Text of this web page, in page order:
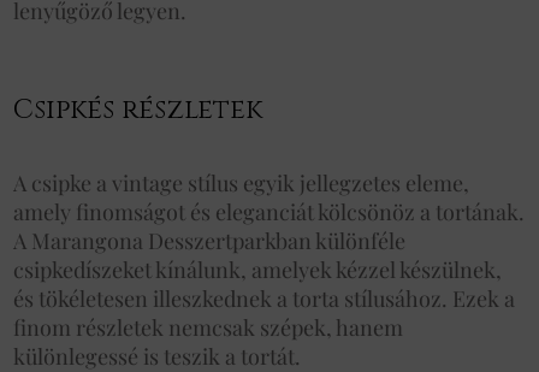
lenyűgöző legyen.
Csipkés részletek
A csipke a vintage stílus egyik jellegzetes eleme,
amely finomságot és eleganciát kölcsönöz a tortának.
A Marangona Desszertparkban különféle
csipkedíszeket kínálunk, amelyek kézzel készülnek,
és tökéletesen illeszkednek a torta stílusához. Ezek a
finom részletek nemcsak szépek, hanem
különlegessé is teszik a tortát.